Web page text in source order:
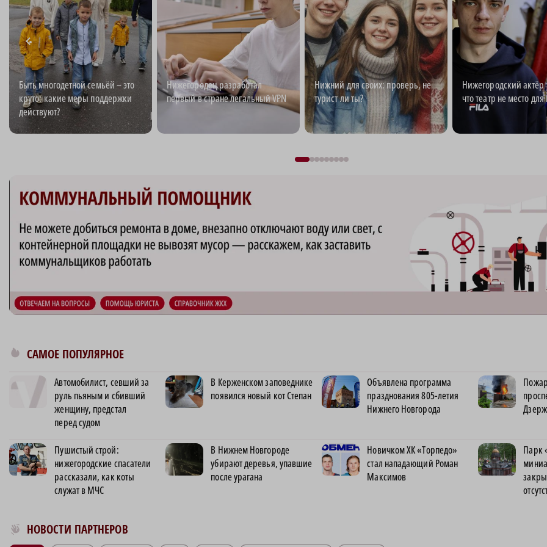
Быть многодетной семьёй – это
круто: какие меры поддержки
действуют?
Нижегородец разработал
первый в стране легальный VPN
Нижний для своих: проверь, не
турист ли ты?
Нижегородский актёр
что театр не место
САМОЕ ПОПУЛЯРНОЕ
Автомобилист, севший за
руль пьяным и сбивший
женщину, предстал
перед судом
В Керженском заповеднике
появился новый кот Степан
Объявлена программа
празднования 805-летия
Нижнего Новгорода
Пушистый строй:
нижегородские спасатели
рассказали, как коты
служат в МЧС
В Нижнем Новгороде
убирают деревья, упавшие
после урагана
Новичком ХК «Торпедо»
стал нападающий Роман
Максимов
Парк
НОВОСТИ ПАРТНЕРОВ
Новости МирТесен